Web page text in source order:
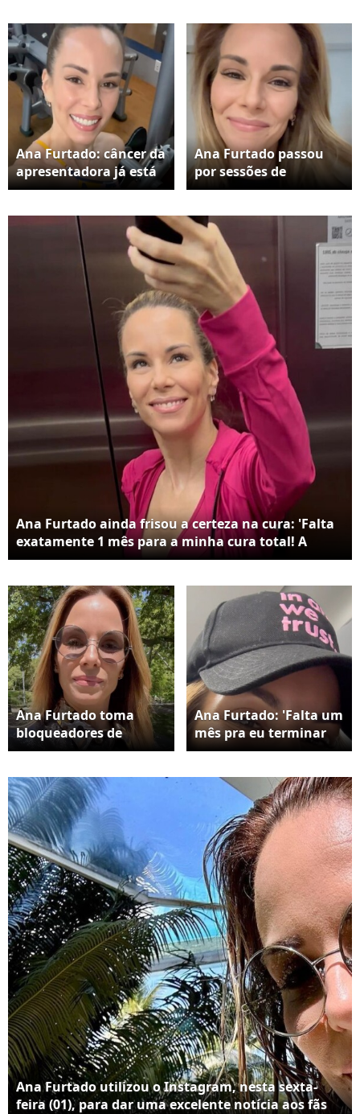
Ana Furtado: câncer da
apresentadora já está
em remissão há cinco
Ana Furtado passou
por sessões de
quimioterapia e
cirurgia para retirada
do tumor
Ana Furtado ainda frisou a certeza na cura: 'Falta
exatamente 1 mês para a minha cura total! A
vitória está logo ali. Eu a vejo pertinho, pertinho'
Ana Furtado toma
bloqueadores de
estrogênio, que
remissão a evitar a
volta da doença, visto
que ele bloqueia o
estrogênio nas células
mamárias
Ana Furtado: 'Falta um
mês pra eu terminar
de tomar o meu
e ser considerada
totalmente curada.
Vitória tá ali, oh!
Pertinho!'
Ana Furtado utilizou o Instagram, nesta sexta-
feira (01), para dar uma excelente notícia aos fãs